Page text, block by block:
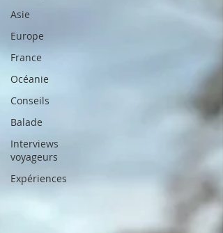
Asie
Europe
France
Océanie
Conseils
Balade
Interviews
voyageurs
Expériences